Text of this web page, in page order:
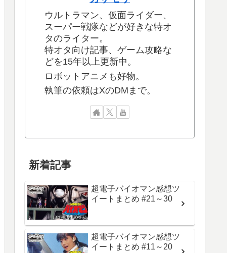
ウルトラマン、仮面ライダー、
スーパー戦隊などが好きな特オ
タのライター。
特オタ向け記事、ゲーム攻略な
どを15年以上更新中。
ロボットアニメも好物。
執筆の依頼はXのDMまで。
新着記事
超電子バイオマン感想ツ
イートまとめ #21～30
超電子バイオマン感想ツ
イートまとめ #11～20